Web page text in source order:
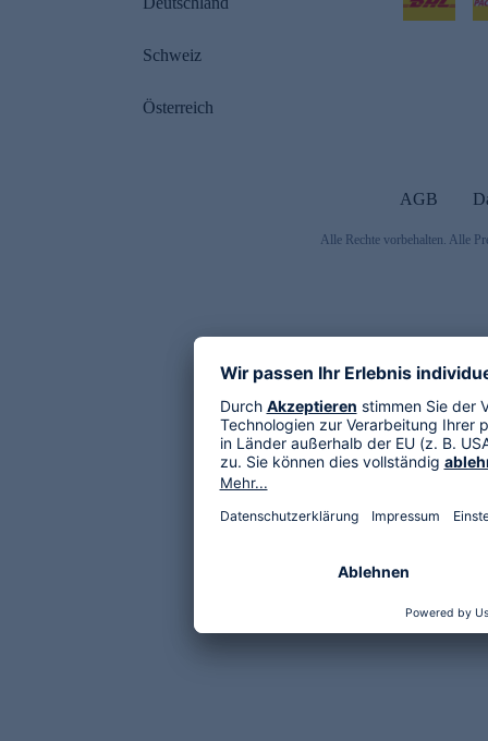
Schweiz
Österreich
AGB
Alle Rechte vorbehalten. Alle